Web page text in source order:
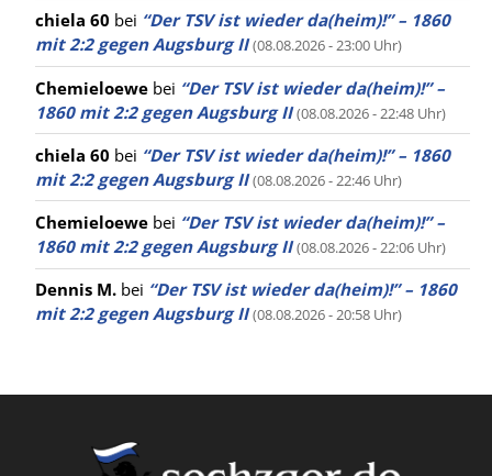
chiela 60 bei “Der TSV ist wieder da(heim)!” – 1860
mit 2:2 gegen Augsburg II (08.08.2026 - 23:00 Uhr)
Chemieloewe bei “Der TSV ist wieder da(heim)!” –
1860 mit 2:2 gegen Augsburg II (08.08.2026 - 22:48 Uhr)
chiela 60 bei “Der TSV ist wieder da(heim)!” – 1860
mit 2:2 gegen Augsburg II (08.08.2026 - 22:46 Uhr)
Chemieloewe bei “Der TSV ist wieder da(heim)!” –
1860 mit 2:2 gegen Augsburg II (08.08.2026 - 22:06 Uhr)
Dennis M. bei “Der TSV ist wieder da(heim)!” – 1860
mit 2:2 gegen Augsburg II (08.08.2026 - 20:58 Uhr)